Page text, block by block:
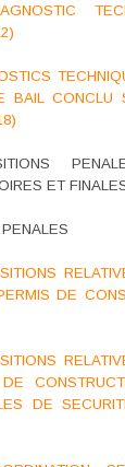
BAIL CONCLU
ET
DE
DE